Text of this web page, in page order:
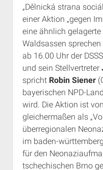
Rechte
RSS-
„Dělnická strana
einer Aktion „gegen
eine ähnlich
Waldsassen
ab 16.00 Uhr der
und sein Stellvertreter
spricht Robin Siener
bayerischen NPD-
wird. Die Aktion ist
gleichermaßen als
überregionalen
im baden-
für den
tschechischen Brno